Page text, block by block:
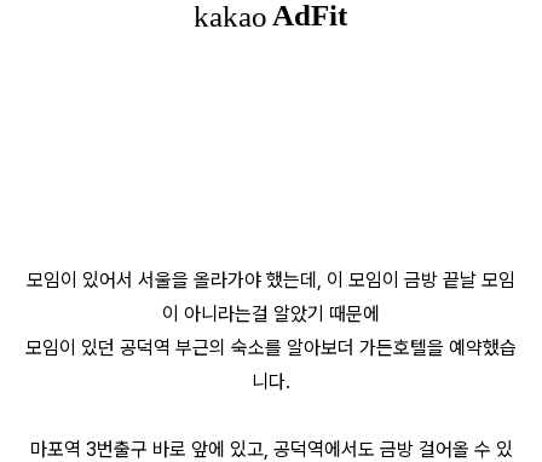
모임이 있어서 서울을 올라가야 했는데, 이 모임이 금방 끝날 모임
이 아니라는걸 알았기 때문에
모임이 있던 공덕역 부근의 숙소를 알아보더 가든호텔을 예약했습
니다.
마포역 3번출구 바로 앞에 있고, 공덕역에서도 금방 걸어올 수 있